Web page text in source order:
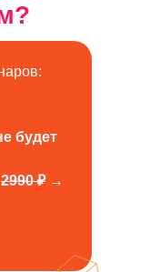
будет
2990 ₽→